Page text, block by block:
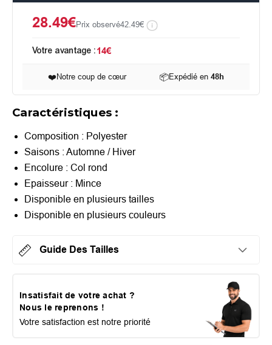
28.49€Prix observé42.49€
Votre avantage :14€
❤️ Notre coup de cœur 📦Expédié en48h
Caractéristiques :
Composition : Polyester
Saisons : Automne / Hiver
Encolure : Col rond
Epaisseur : Mince
Disponible en plusieurs tailles
Disponible en plusieurs couleurs
Guide Des Tailles
Insatisfait de votre achat ?
Nous le reprenons !
Votre satisfaction est notre priorité